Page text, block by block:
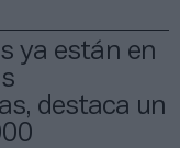
ya están en
destaca un